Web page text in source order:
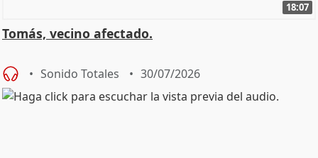
18:07
Tomás, vecino afectado.
Sonido Totales 30/07/2026